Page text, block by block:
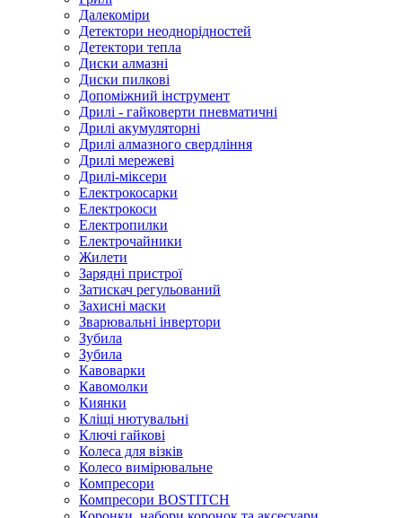
Далекоміри
Детектори неоднорідностей
Детектори тепла
Диски алмазні
Диски пилкові
Допоміжний інструмент
Дрилі - гайковерти пневматичні
Дрилі акумуляторні
Дрилі алмазного свердління
Дрилі мережеві
Дрилі-міксери
Електрокосарки
Електрокоси
Електропилки
Електрочайники
Жилети
Зарядні пристрої
Затискач регульований
Захисні маски
Зварювальні інвертори
Зубила
Зубила
Кавоварки
Кавомолки
Киянки
Кліщі нютувальні
Ключі гайкові
Колеса для візків
Колесо вимірювальне
Компресори
Компресори BOSTITCH